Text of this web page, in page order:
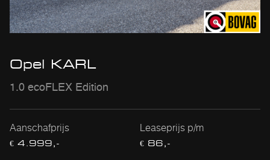
Opel KARL
1.0 ecoFLEX Edition
Aanschafprijs
€ 4.999,-
Leaseprijs p/m
€ 86,-